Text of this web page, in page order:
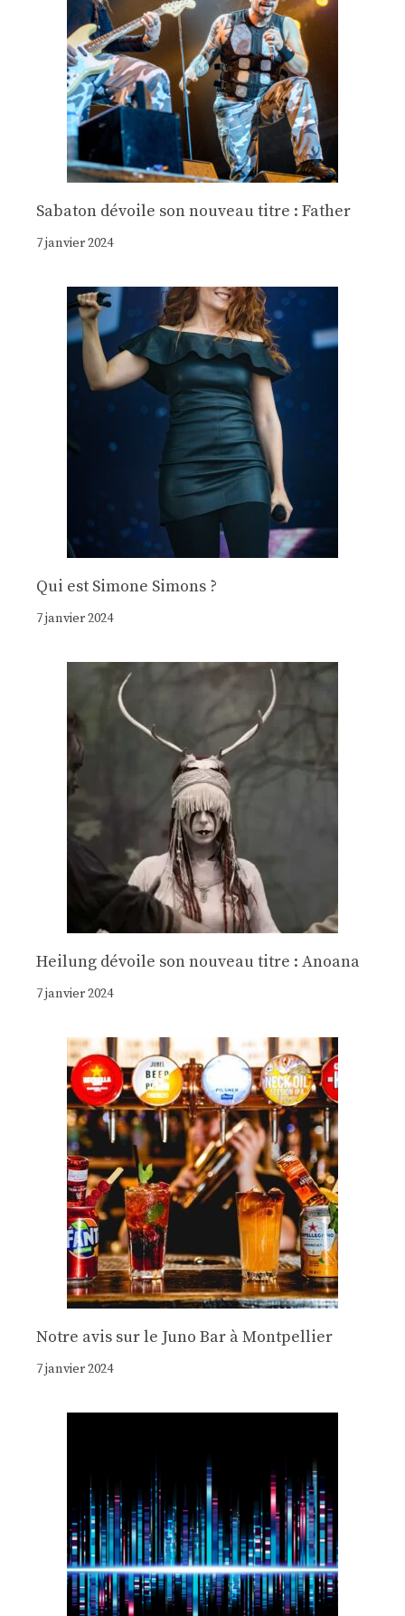
Sabaton dévoile son nouveau titre : Father
7 janvier 2024
Qui est Simone Simons ?
7 janvier 2024
Heilung dévoile son nouveau titre : Anoana
7 janvier 2024
Notre avis sur le Juno Bar à Montpellier
7 janvier 2024